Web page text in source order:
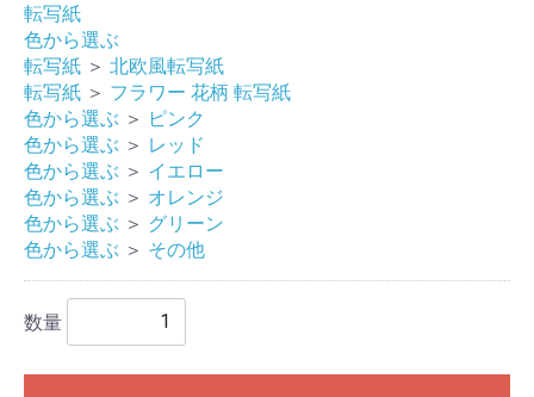
転写紙
色から選ぶ
転写紙 ＞ 北欧風転写紙
転写紙 ＞ フラワー 花柄 転写紙
色から選ぶ ＞ ピンク
色から選ぶ ＞ レッド
色から選ぶ ＞ イエロー
色から選ぶ ＞ オレンジ
色から選ぶ ＞ グリーン
色から選ぶ ＞ その他
数量